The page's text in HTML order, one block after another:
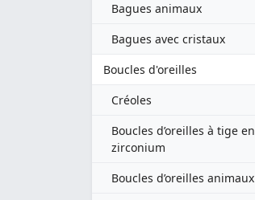
Bagues animaux
Bagues avec cristaux
Boucles d'oreilles
Créoles
Boucles d’oreilles à tige en
zirconium
Boucles d’oreilles animaux